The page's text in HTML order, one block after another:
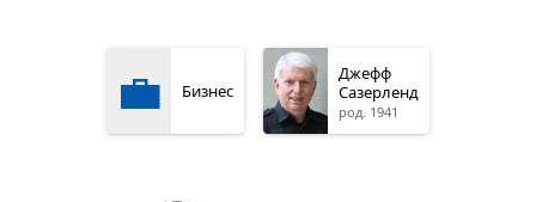
💼 Бизнес
Джефф
Сазерленд
род. 1941